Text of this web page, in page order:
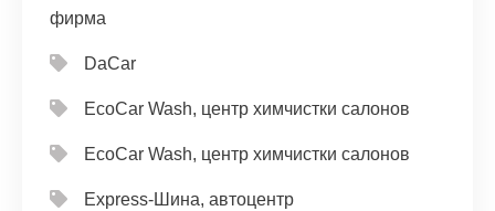
фирма
DaCar
EcoCar Wash, центр химчистки салонов
EcoCar Wash, центр химчистки салонов
Express-Шина, автоцентр